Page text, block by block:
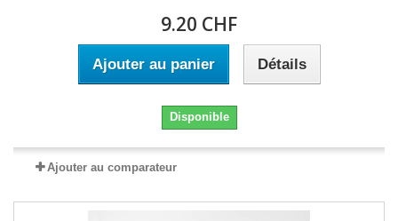
9.20 CHF
Ajouter au panier Détails
Disponible
Ajouter au comparateur